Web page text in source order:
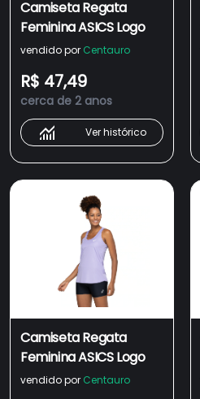
Camiseta Regata
Feminina ASICS Logo
vendido por Centauro
R$ 47,49
cerca de 2 anos
Ver histórico
Camiseta Regata
Feminina ASICS Logo
vendido por Centauro